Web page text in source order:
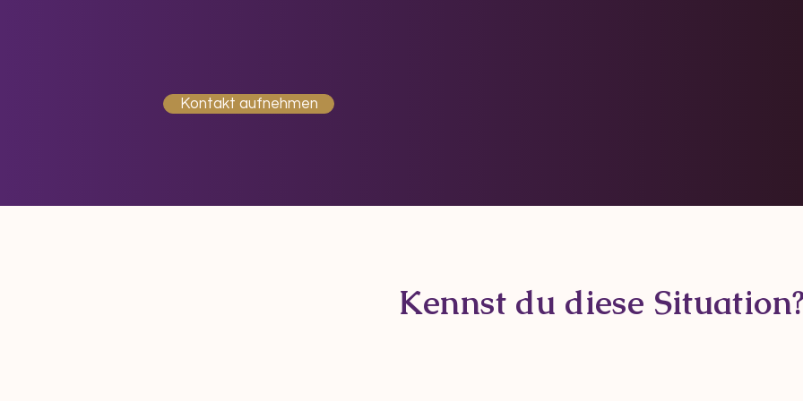
Kontakt aufnehmen
Kennst du diese